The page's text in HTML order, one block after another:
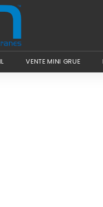
VENTE MINI GRUE
des cookies